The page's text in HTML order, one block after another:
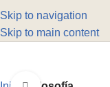
Skip to navigation
Skip to main content